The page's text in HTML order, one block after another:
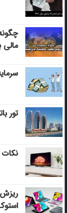
مالی
تور
نکات
ریزش